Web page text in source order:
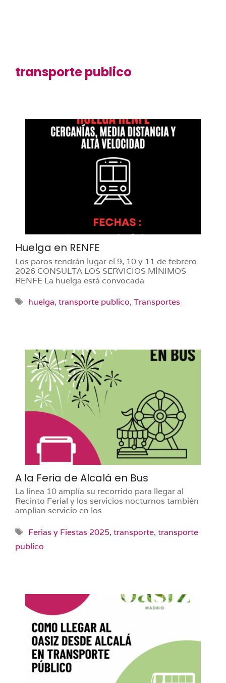
transporte publico
Huelga en RENFE
Los paros tendrán lugar el 9, 10 y 11 de febrero
2026 CONSULTA LOS SERVICIOS MÍNIMOS
RENFE La huelga está convocada
Etiquetas
huelga, transporte publico, Transportes
A la Feria de Alcalá en Bus
La línea 10 amplía su recorrido para llegar al
Recinto Ferial y los servicios nocturnos también
amplían servicio en los
Etiquetas
Ferias y Fiestas 2025, transporte, transporte
publico